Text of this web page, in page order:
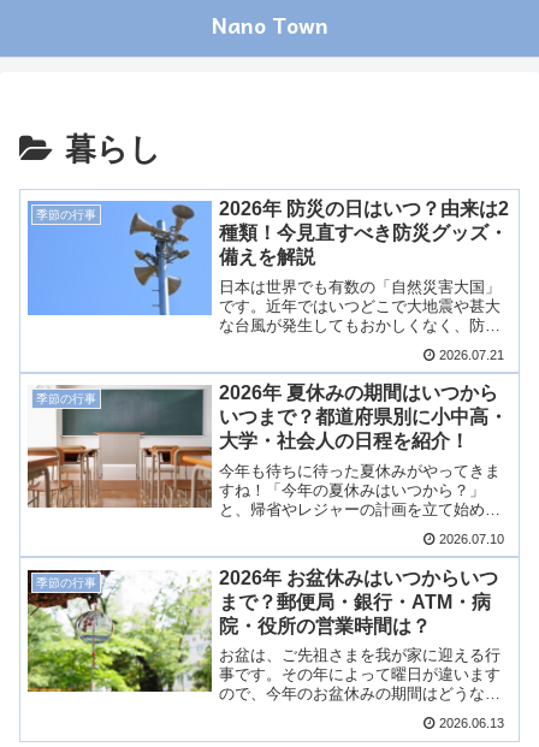
Nano Town
暮らし
季節の行事
2026年 防災の日はいつ？由来は2
種類！今見直すべき防災グッズ・
備えを解説
日本は世界でも有数の「自然災害大国」
です。近年ではいつどこで大地震や甚大
な台風が発生してもおかしくなく、防災
す。「防災の日っていつだっけ？」 「な
ぜ9月1日が防災の日になったの？」この
記事では、2026年の防災の日・防災週間
の日程や詳しい由来をはじめ、いざとい
う時のための備えや防災グッズの点検ポ
イントを分かりやすく解説します！
2026.07.21
季節の行事
2026年 夏休みの期間はいつから
いつまで？都道府県別に小中高・
大学・社会人の日程を紹介！
今年も待ちに待った夏休みがやってきま
すね！「今年の夏休みはいつから？」
と、帰省やレジャーの計画を立て始めて
2026年（令和8年）の都道府県別に、小
学校・中学校・高校・大学・社会人にわ
けて調査しましたので、ご紹介します！
2026.07.10
季節の行事
2026年 お盆休みはいつからいつ
まで？郵便局・銀行・ATM・病
院・役所の営業時間は？
お盆は、ご先祖さまを我が家に迎える行
事です。その年によって曜日が違います
ので、今年のお盆休みの期間はどうなっ
ているのか早めに知っておきたいです
ね！さらに、お盆期間中の郵便局・銀
2026.06.13